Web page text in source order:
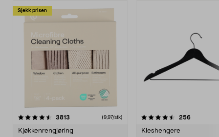
Sjekk prisen
3813 anmeldelser(9,97/stk)
Kjøkkenrengjøring
4.5av 5 stjerner 256
Kleshengere
4.5av 5 stjerner